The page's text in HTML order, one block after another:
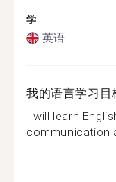
学
英语
我的语言学习目
I will learn
communication